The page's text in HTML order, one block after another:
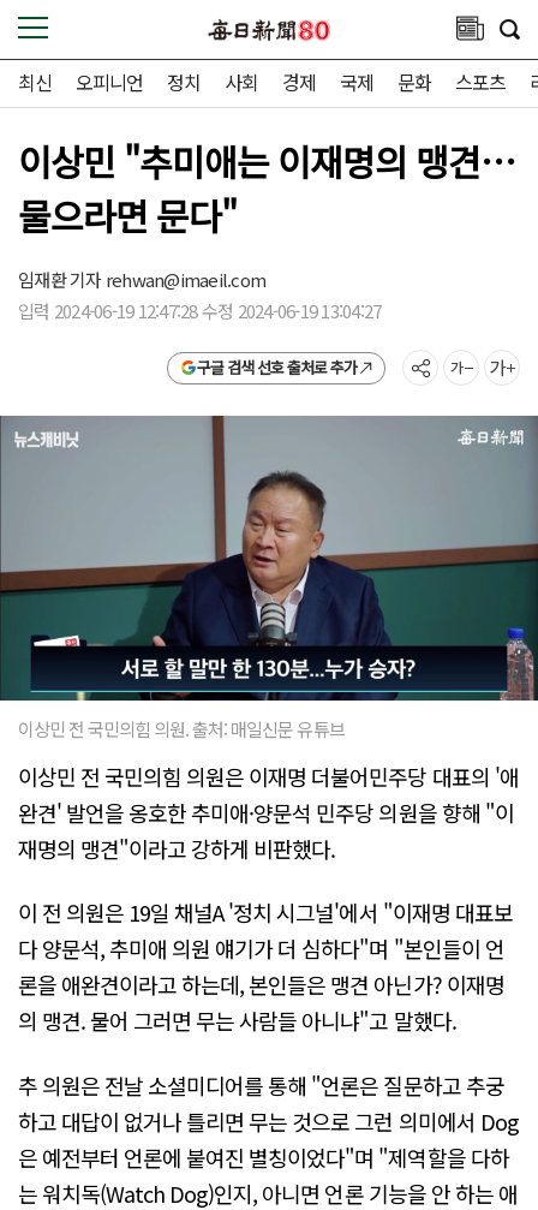
최신 오피니언 정치 사회 경제 국제 문화 스포츠
이상민 "추미애는 이재명의 맹견…
물으라면 문다"
임재환 기자rehwan@imaeil.com
입력 2024-06-19 12:47:28 수정 2024-06-19 13:04:27
구글 검색 선호 출처로 추가
이상민 전 국민의힘 의원. 출처: 매일신문 유튜브
이상민 전 국민의힘 의원은 이재명 더불어민주당 대표의 '애
완견' 발언을 옹호한 추미애·양문석 민주당 의원을 향해 "이
재명의 맹견"이라고 강하게 비판했다.
이 전 의원은 19일 채널A '정치 시그널'에서 "이재명 대표보
다 양문석, 추미애 의원 얘기가 더 심하다"며 "본인들이 언
론을 애완견이라고 하는데, 본인들은 맹견 아닌가? 이재명
의 맹견. 물어 그러면 무는 사람들 아니냐"고 말했다.
추 의원은 전날 소셜미디어를 통해 "언론은 질문하고 추궁
하고 대답이 없거나 틀리면 무는 것으로 그런 의미에서 Dog
은 예전부터 언론에 붙여진 별칭이었다"며 "제역할을 다하
는 워치독(Watch Dog)인지, 아니면 언론 기능을 안 하는 애